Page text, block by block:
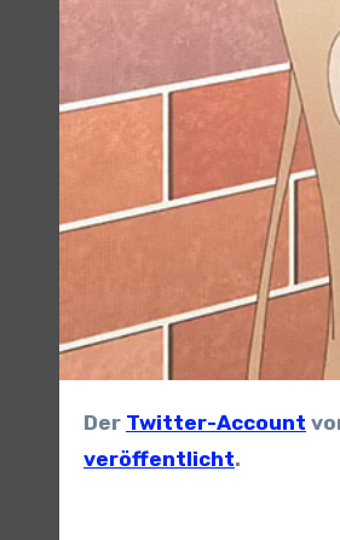
Der Twitter-Account
veröffentlicht.